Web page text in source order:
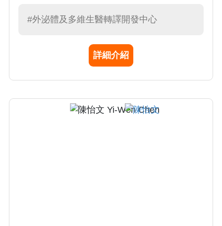
#外泌體及多維生醫轉譯開發中心
詳細介紹